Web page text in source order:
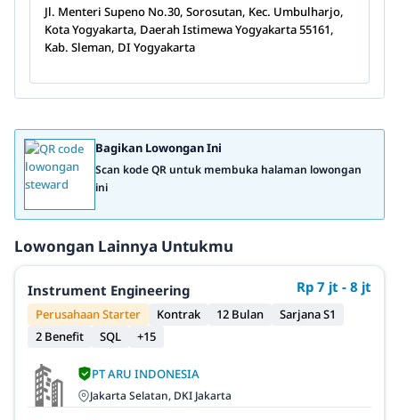
Jl. Menteri Supeno No.30, Sorosutan, Kec. Umbulharjo,
Kota Yogyakarta, Daerah Istimewa Yogyakarta 55161,
Kab. Sleman, DI Yogyakarta
Bagikan Lowongan Ini
Scan kode QR untuk membuka halaman lowongan
ini
Lowongan Lainnya Untukmu
Instrument Engineering Rp 7 jt - 8 jt
Perusahaan Starter Kontrak 12 Bulan
Sarjana S1
2 Benefit
SQL +15
PT ARU INDONESIA
Jakarta Selatan, DKI Jakarta